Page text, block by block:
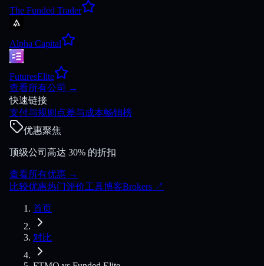
The Funded Trader
Alpha Capital
FuturesElite
查看所有公司
→
快速链接
支付与规则 点差与成本畅销榜
优惠聚焦
顶级公司高达 30% 的折扣
查看所有优惠 →
比较优惠热门评价工具博客Brokers ↗
首页
对比